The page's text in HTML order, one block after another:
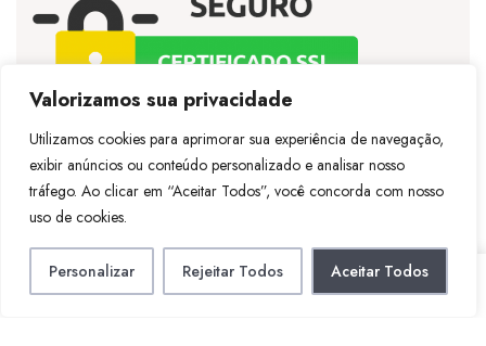
Valorizamos sua privacidade
Utilizamos cookies para aprimorar sua experiência de navegação,
exibir anúncios ou conteúdo personalizado e analisar nosso
tráfego. Ao clicar em “Aceitar Todos”, você concorda com nosso
uso de cookies.
Personalizar Rejeitar Todos Aceitar Todos
©Licie– Todos os direitos reservados – Desenvolvido